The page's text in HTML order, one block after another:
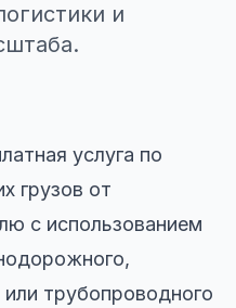
и
услуга по
грузов от
с использованием
трубопроводного